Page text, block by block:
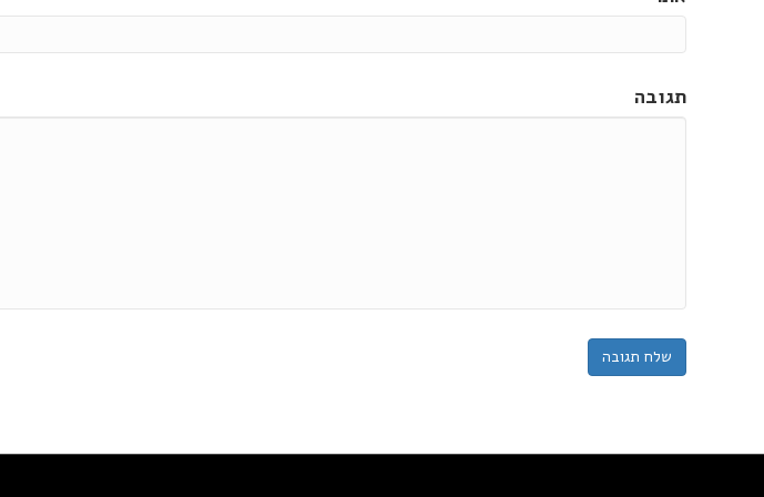
תגובה